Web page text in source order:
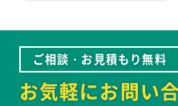
ご相談・お見積もり無料
お気軽にお問い